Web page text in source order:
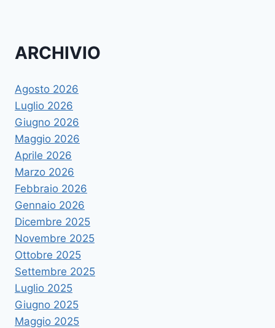
ARCHIVIO
Agosto 2026
Luglio 2026
Giugno 2026
Maggio 2026
Aprile 2026
Marzo 2026
Febbraio 2026
Gennaio 2026
Dicembre 2025
Novembre 2025
Ottobre 2025
Settembre 2025
Luglio 2025
Giugno 2025
Maggio 2025